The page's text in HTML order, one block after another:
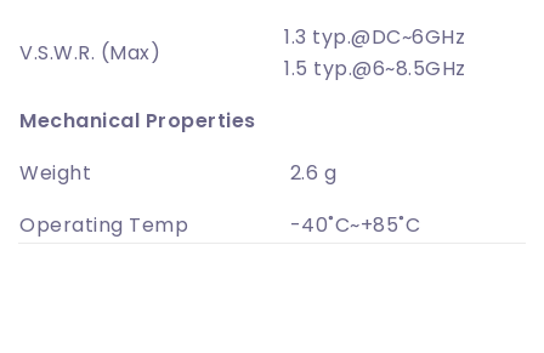
V.S.W.R. (Max)
1.3 typ.@DC~6GHz
1.5 typ.@6~8.5GHz
Mechanical Properties
Weight
2.6 g
Operating Temp
-40˚C~+85˚C